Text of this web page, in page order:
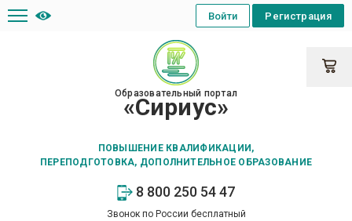
Образовательный портал
«Сириус»
ПОВЫШЕНИЕ КВАЛИФИКАЦИИ,
ПЕРЕПОДГОТОВКА, ДОПОЛНИТЕЛЬНОЕ ОБРАЗОВАНИЕ
8 800 250 54 47
Звонок по России бесплатный
Регистрация
Войти